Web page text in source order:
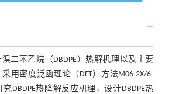
二苯乙烷（DBDPE）热解机理以及主要
用密度泛函理论（DFT）方法M06-2X/6-
究DBDPE热降解反应机理，设计DBDPE热